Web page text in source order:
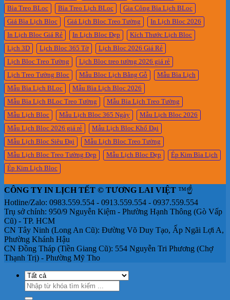
Để
Bàn
Bìa Treo BLoc
Bìa Treo Lịch BLoc
Gia Công Bìa Lịch BLoc
Giá Bìa Lịch Bloc
Giá Lịch Bloc Treo Tường
In Lịch Bloc 2026
In Lịch Bloc Giá Rẻ
In Lịch Bloc Đẹp
Kích Thước Lịch Bloc
Lịch 3D
Lịch Bloc 365 Tờ
Lịch Bloc 2026 Giá Rẻ
Lịch Bloc Treo Tường
Lịch Bloc treo tường 2026 giá rẻ
Lịch Treo Tường Bloc
Mẫu Bloc Lịch Bằng Gỗ
Mẫu Bìa Lịch
Mẫu Bìa Lịch BLoc
Mẫu Bìa Lịch Bloc 2026
Mẫu Bìa Lịch BLoc Treo Tường
Mẫu Bìa Lịch Treo Tường
Mẫu Lịch Bloc
Mẫu Lịch Bloc 365 Ngày
Mẫu Lịch Bloc 2026
Mẫu Lịch Bloc 2026 giá rẻ
Mẫu Lịch Bloc Khổ Đại
Mẫu Lịch Bloc Siêu Đại
Mẫu Lịch Bloc Treo Tường
Mẫu Lịch Bloc Treo Tường Đẹp
Mẫu Lịch Bloc Đẹp
Ép Kim Bìa Lịch
Ép Kim Lịch Bloc
CÔNG TY IN LỊCH TẾT © TƯƠNG LAI VIỆT ™☝️
Hotline/Zalo: 0983.559.554 - 0913.559.554 - 0937.559.554
Trụ sở chính: 950/9 Nguyễn Kiệm - Phường Hạnh Thông (Gò Vấp
Cũ) - TP. HCM
CN Tây Ninh (Long An Cũ): Đường Võ Duy Tạo, Ấp Ngãi Lợi A,
Phường Khánh Hậu
CN Đồng Tháp (Tiền Giang Cũ): 554 Nguyễn Tri Phương (Chợ
Thạnh Trị) - Phường Mỹ Tho
Tìm
kiếm: